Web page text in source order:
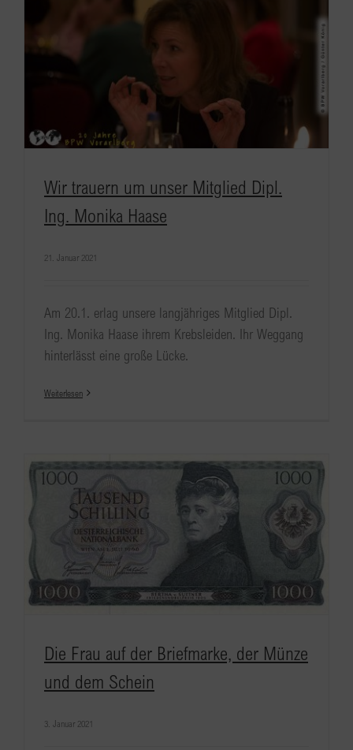
Wir trauern um unser Mitglied Dipl.
Ing. Monika Haase
21. Januar 2021
Am 20.1. erlag unsere langjähriges Mitglied Dipl.
Ing. Monika Haase ihrem Krebsleiden. Ihr Weggang
hinterlässt eine große Lücke.
Weiterlesen
Die Frau auf der Briefmarke, der Münze
und dem Schein
3. Januar 2021